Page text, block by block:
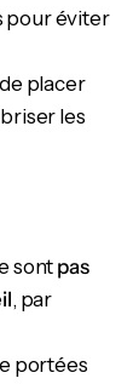
pour éviter
placer
les
sont pas
, par
portées